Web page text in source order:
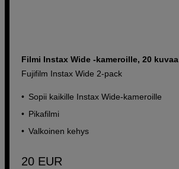
Filmi Instax Wide -kameroille, 20 kuvaa
Fujifilm Instax Wide 2-pack
Sopii kaikille Instax Wide-kameroille
Pikafilmi
Valkoinen kehys
20 EUR